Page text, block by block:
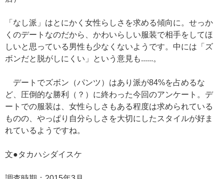
「なし派」はとにかく女性らしさを求める傾向に。せっか
くのデートなのだから、かわいらしい服装で相手をしてほ
しいと思っている男性も少なくないようです。中には「ズ
ボンだと脱がしにくい」という意見も......。
デートでズボン（パンツ）はあり派が84%を占めるな
ど、圧倒的な勝利（？）に終わった今回のアンケート。デ
ートでの服装は、女性らしさもある程度は求められている
ものの、やっぱり自分らしさを大切にしたスタイルが好ま
れているようですね。
文●タカハシダイスケ